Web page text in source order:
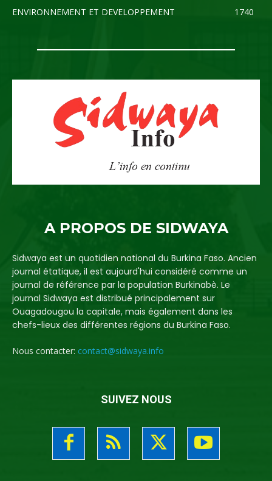
ENVIRONNEMENT ET DEVELOPPEMENT
1740
A PROPOS DE SIDWAYA
Sidwaya est un quotidien national du Burkina Faso. Ancien
journal étatique, il est aujourd'hui considéré comme un
journal de référence par la population Burkinabè. Le
journal Sidwaya est distribué principalement sur
Ouagadougou la capitale, mais également dans les
chefs-lieux des différentes régions du Burkina Faso.
Nous contacter: contact@sidwaya.info
SUIVEZ NOUS